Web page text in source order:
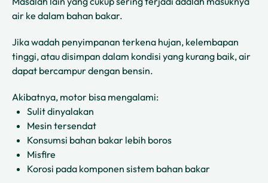
air ke dalam bahan bakar.
Jika wadah penyimpanan terkena hujan, kelembapan
tinggi, atau disimpan dalam kondisi yang kurang baik, air
dapat bercampur dengan bensin.
Akibatnya, motor bisa mengalami:
Sulit dinyalakan
Mesin tersendat
Konsumsi bahan bakar lebih boros
Misfire
Korosi pada komponen sistem bahan bakar